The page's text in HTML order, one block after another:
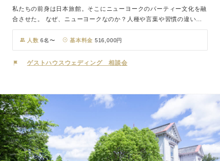
私たちの前身は日本旅館。そこにニューヨークのパーティー文化を融
合させた。 なぜ、ニューヨークなのか？人種や言葉や習慣の違いを
超えて、様々な国々の人たちが住んでいるニューヨーク。そこはアメ
リカというより、世界を凝縮したような街と言った方が正しいかも知
れない。そこで育ったパーティー文化は、国境を越え、人種を超え、
年齢を超えて、すべての人たちに受け入れられる楽しいものになって
人数 6名〜 基本料金 516,000円
ゲストハウスウェディング 相談会